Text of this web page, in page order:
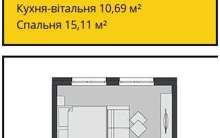
Кухня-вітальня 10,69 м²
Спальня 15,11 м²